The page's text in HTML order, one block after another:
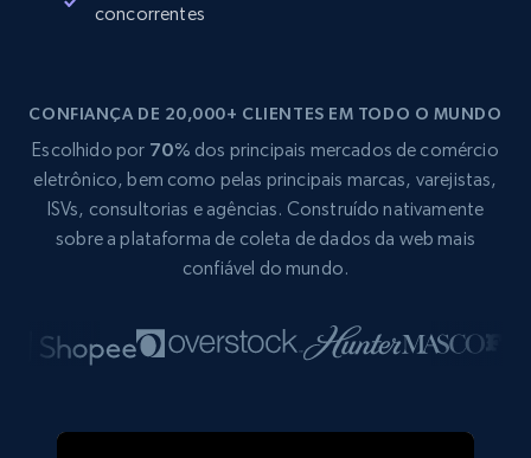
concorrentes
CONFIANÇA DE 20,000+ CLIENTES EM TODO O MUNDO
Escolhido por 70% dos principais mercados de comércio
eletrônico, bem como pelas principais marcas, varejistas,
ISVs, consultorias e agências. Construído nativamente
sobre a plataforma de coleta de dados da web mais
confiável do mundo.